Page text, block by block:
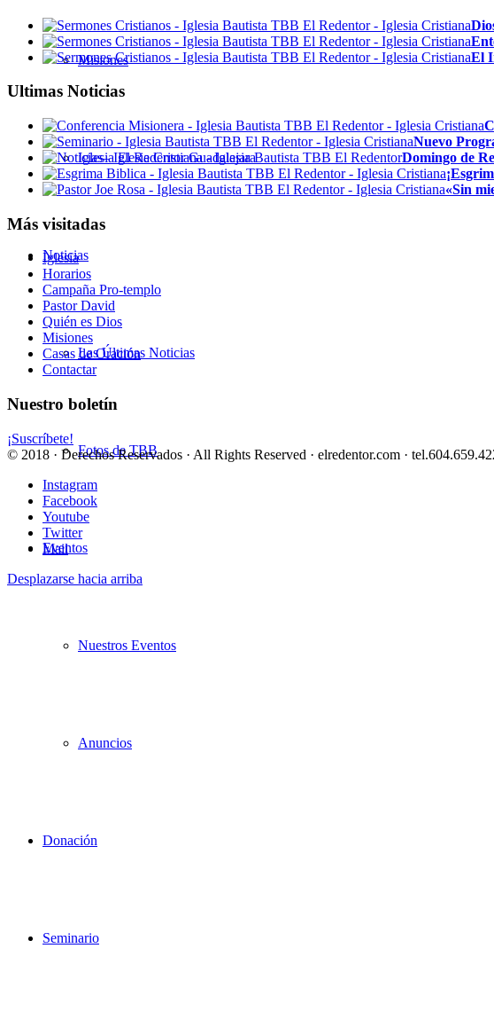
Misiones
Iglesia El Redentor Guadalajara
Noticias
Las Últimas Noticias
Fotos de TBB
Eventos
Nuestros Eventos
Anuncios
Donación
Seminario
El
Ultimas Noticias
Nuevo
Domingo de
«Sin
Más visitadas
Iglesia
Horarios
Campaña Pro-templo
Pastor David
Quién es Dios
Misiones
Casas de Oración
Contactar
Nuestro boletín
¡Suscríbete!
© 2018 · Derechos Reservados · All Rights Reserved · elredentor.com ·
Instagram
Facebook
Youtube
Twitter
Mail
Desplazarse hacia arriba